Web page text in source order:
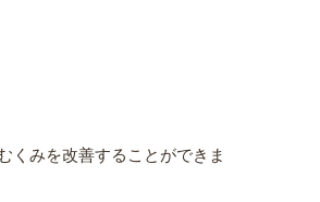
くみを改善することができま